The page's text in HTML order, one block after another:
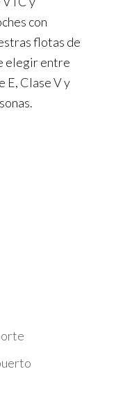
con
flotas de
elegir entre
E, Clase V y